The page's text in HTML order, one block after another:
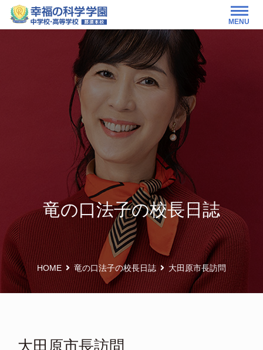
MENU
竜の口法子の校長日誌
HOME 竜の口法子の校長日誌 大田原市長訪問
大田原市長訪問